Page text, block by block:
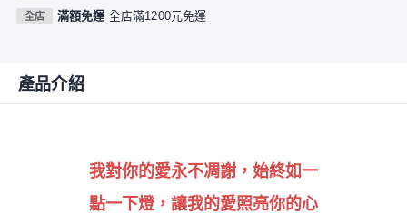
全店 滿額免運 全店滿1200元免運
產品介紹
我對你的愛永不凋謝，始終如一
點一下燈，讓我的愛照亮你的心